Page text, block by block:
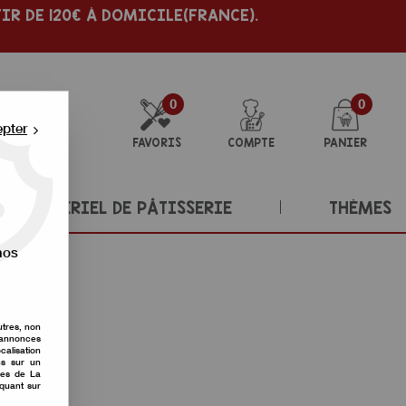
DE 120€ À DOMICILE(FRANCE).
0
FAVORIS COMPTE
0
PANIER
MATÉRIEL DE PÂTISSERIE THÈMES
non
sur un
de La
sur